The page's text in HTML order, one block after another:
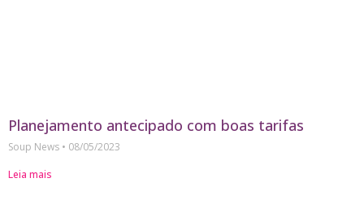
Planejamento antecipado com boas tarifas
Soup News
08/05/2023
Leia mais